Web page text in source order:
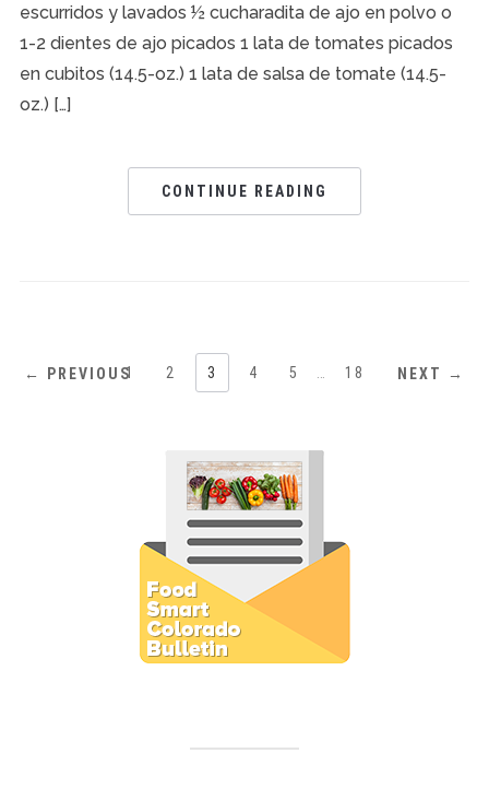
escurridos y lavados ½ cucharadita de ajo en polvo o
1-2 dientes de ajo picados 1 lata de tomates picados
en cubitos (14.5-oz.) 1 lata de salsa de tomate (14.5-
oz.) […]
CONTINUE READING
← PREVIOUS1 2 3 4 5 18 NEXT →